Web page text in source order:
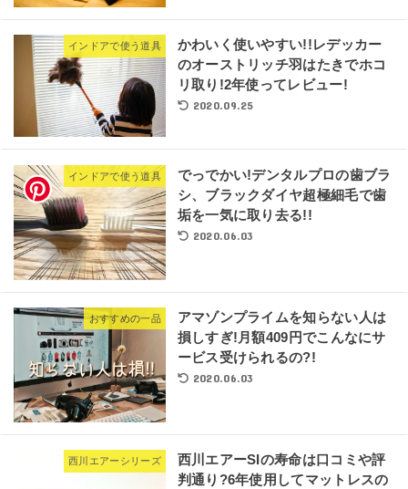
インドアで使う道具
かわいく使いやすい!!レデッカー
のオーストリッチ羽はたきでホコ
リ取り!2年使ってレビュー!
2020.09.25
インドアで使う道具
でっでかい!デンタルプロの歯ブラ
シ、ブラックダイヤ超極細毛で歯
垢を一気に取り去る!!
2020.06.03
おすすめの一品
アマゾンプライムを知らない人は
損しすぎ!月額409円でこんなにサ
ービス受けられるの?!
2020.06.03
西川エアーシリーズ
西川エアーSIの寿命は口コミや評
判通り?6年使用してマットレスの